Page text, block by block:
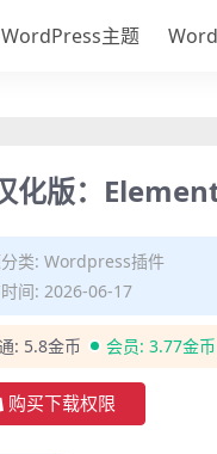
WordPress主题
化版：
类: Wordpress插件
间: 2026-06-17
: 5.8金币 会员: 3.77金币
购买下载权限